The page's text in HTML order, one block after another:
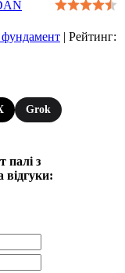
| Рейтинг:
Grok
палі з
відгуки: